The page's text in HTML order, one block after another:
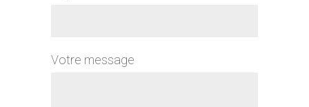
Votre message